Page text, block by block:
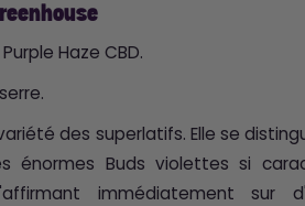
Haze CBD.
des superlatifs. Elle se
énormes Buds violettes si
immédiatement sur